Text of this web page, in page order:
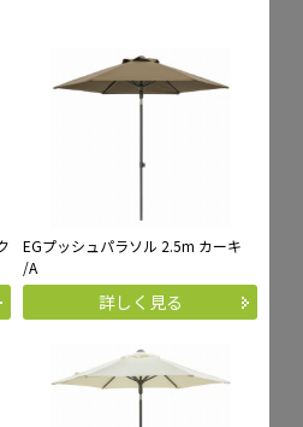
EGプッシュパラソル 2.5m カーキ
/A
詳しく見る